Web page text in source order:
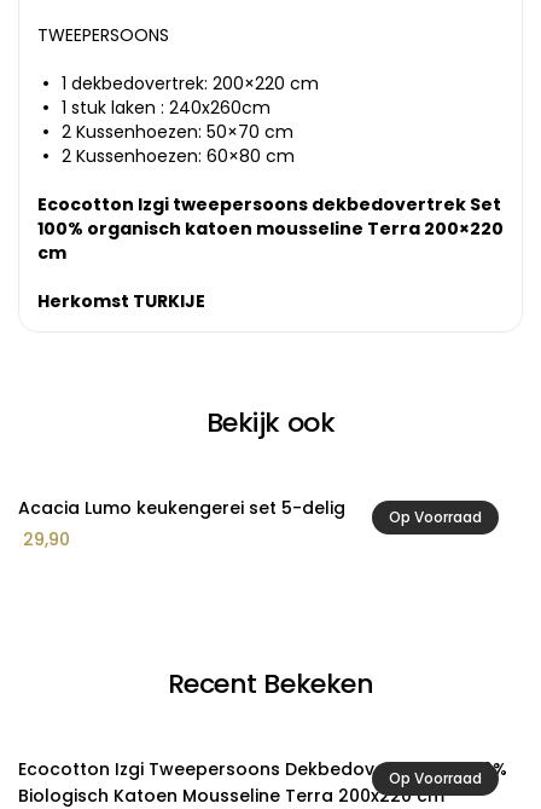
TWEEPERSOONS
1 dekbedovertrek: 200×220 cm
1 stuk laken : 240x260cm
2 Kussenhoezen: 50×70 cm
2 Kussenhoezen: 60×80 cm
Ecocotton Izgi tweepersoons dekbedovertrek Set
100% organisch katoen mousseline Terra 200×220
cm
Herkomst TURKIJE
Bekijk ook
Op Voorraad
Acacia Lumo keukengerei set 5-delig
29,90
Recent Bekeken
Op Voorraad
Ecocotton Izgi Tweepersoons Dekbedovertrek Set 100%
Biologisch Katoen Mousseline Terra 200x220 cm